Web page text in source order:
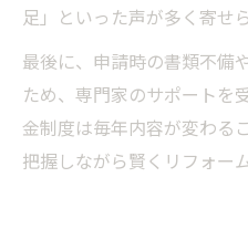
足」といった声が多く寄せ
最後に、申請時の書類不備
ため、専門家のサポートを
金制度は毎年内容が変わる
把握しながら賢くリフォー